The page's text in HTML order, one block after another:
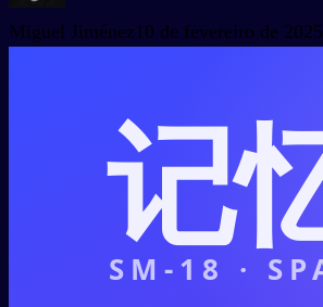
Miguel Jiménez10 de fevereiro de 2025